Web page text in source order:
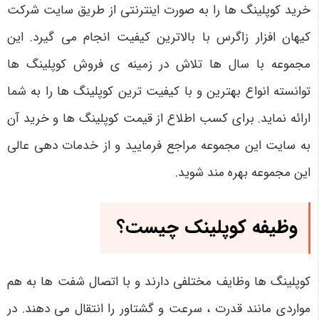
خرید کوپلینگ ها را به صورت اینترنتی از طریق سایت شرکت
کیهان افزار زاگرس با بالاترین کیفیت انجام می گیرد. این
مجموعه با سال ها تلاش در زمینه ی فروش کوپلینگ ها
توانسته انواع بهترین و با کیفیت ترین کوپلینگ ها را به شما
ارائه نماید. برای کسب اطلاع از قیمت کوپلینگ ها و خرید آن
به سایت این مجموعه مراجع فرمایید و از خدمات دهی عالی
این مجموعه بهره مند شوید.
وظیفه کوپلینک چیست؟
کوپلینگ ها وظایف مختلفی دارند و با اتصال شفت ها به هم
مواردی مانند قدرت ، سرعت و گشتاور را انتقال می دهند. در